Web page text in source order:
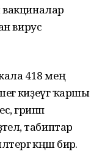
вакциналар
вирус
418 мең
киҙеүгә ҡаршы
грипп
табиптар
кәңәш бирә.